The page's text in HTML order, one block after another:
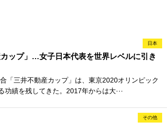
日本
ップ」…女子日本代表を世界レベルに引き
「三井不動産カップ」は、東京2020オリンピック
績を残してきた。2017年からは大···
その他